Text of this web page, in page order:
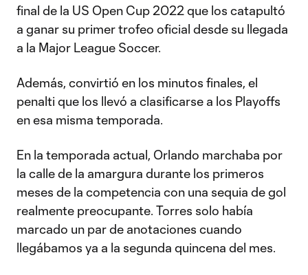
final de la US Open Cup 2022 que los catapultó
a ganar su primer trofeo oficial desde su llegada
a la Major League Soccer.
Además, convirtió en los minutos finales, el
penalti que los llevó a clasificarse a los Playoffs
en esa misma temporada.
En la temporada actual, Orlando marchaba por
la calle de la amargura durante los primeros
meses de la competencia con una sequia de gol
realmente preocupante. Torres solo había
marcado un par de anotaciones cuando
llegábamos ya a la segunda quincena del mes.